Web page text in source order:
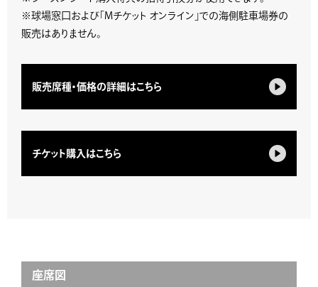
※球場窓口および「Mチケット オンライン」での海側駐車場券の
販売はありません。
販売席種・価格の詳細はこちら
チケット購入はこちら
座席図